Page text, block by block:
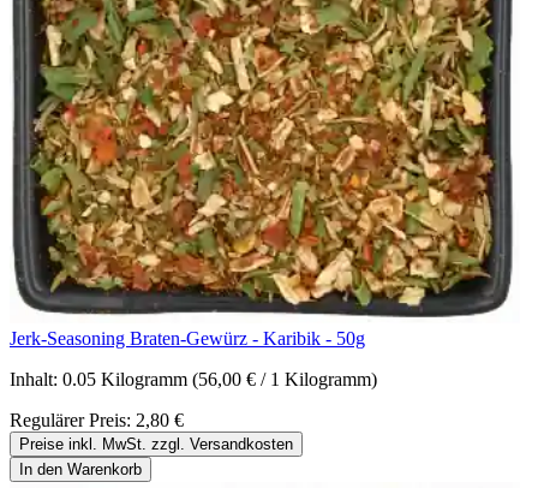
Jerk-Seasoning Braten-Gewürz - Karibik - 50g
Inhalt: 0.05 Kilogramm (56,00 € / 1 Kilogramm)
Regulärer Preis: 2,80 €
Preise inkl. MwSt. zzgl. Versandkosten
In den Warenkorb